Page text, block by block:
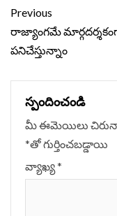
Continue
Reading
Previous
రాజ్యాంగమే
పనిచేస్తున్నాం
స్పందించండి
మీ ఈమెయిలు
*‌తో గుర్తించబడ్డాయి
వ్యాఖ్య*